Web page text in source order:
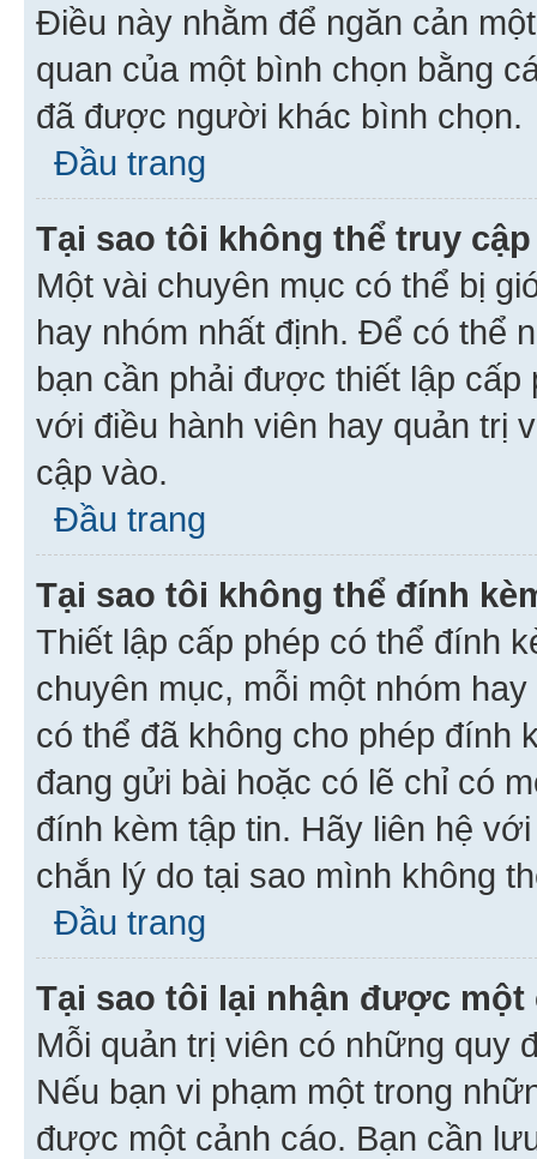
Điều này nhằm để ngăn cản
quan của một bình chọn bằng
đã được người khác bình chọn.
Đầu trang
Tại sao tôi không thể truy
Một vài chuyên mục có thể bị
hay nhóm nhất định. Để có thể
bạn cần phải được thiết lập
với điều hành viên hay quản trị
cập vào.
Đầu trang
Tại sao tôi không thể đính
Thiết lập cấp phép có thể đính
chuyên mục, mỗi một nhóm
có thể đã không cho phép đính
đang gửi bài hoặc có lẽ chỉ có
đính kèm tập tin. Hãy liên hệ
chắn lý do tại sao mình không
Đầu trang
Tại sao tôi lại nhận được một
Mỗi quản trị viên có những quy
Nếu bạn vi phạm một trong
được một cảnh cáo. Bạn cần